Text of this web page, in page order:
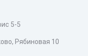
5-5
Рябиновая 10